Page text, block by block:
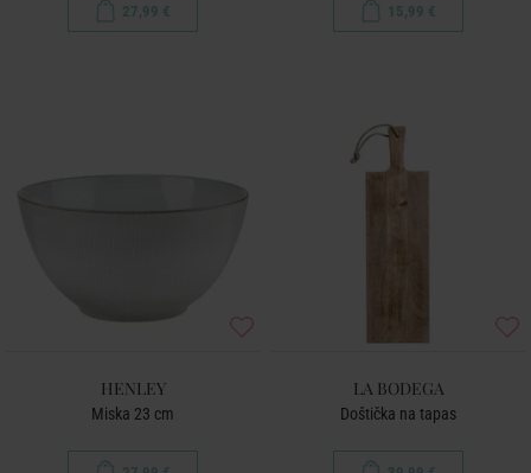
27,99 € 15,99 €
HENLEY
Miska 23 cm
LA BODEGA
Doštička na tapas